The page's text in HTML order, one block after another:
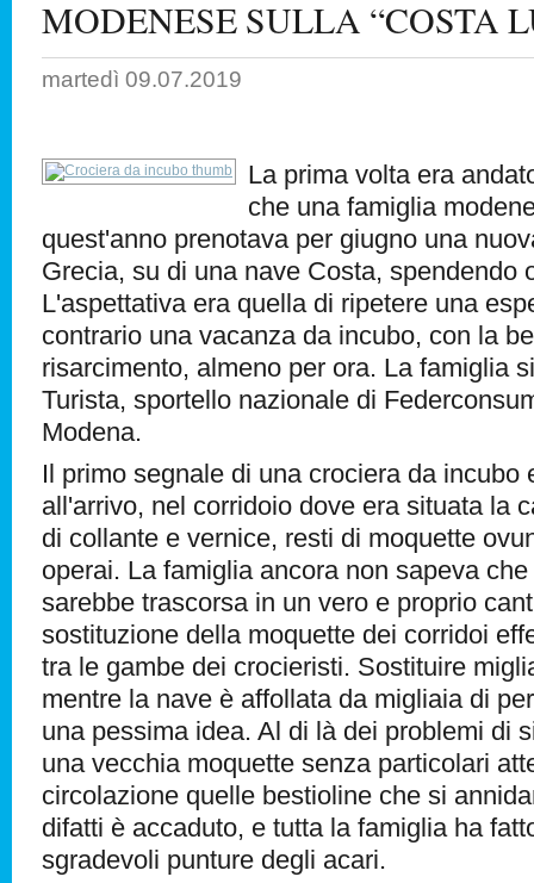
MODENESE SULLA “COSTA
martedì 09.07.2019
La prima volta era
che una famiglia
quest'anno prenotava per giugno una
Grecia, su di una nave Costa, spendendo
L'aspettativa era quella di ripetere una
contrario una vacanza da incubo, con la
risarcimento, almeno per ora. La famiglia
Turista, sportello nazionale di
Modena.
Il primo segnale di una crociera da incubo
all'arrivo, nel corridoio dove era situata la
di collante e vernice, resti di moquette
operai. La famiglia ancora non sapeva
sarebbe trascorsa in un vero e proprio
sostituzione della moquette dei corridoi
tra le gambe dei crocieristi. Sostituire
mentre la nave è affollata da migliaia di
una pessima idea. Al di là dei problemi di
una vecchia moquette senza particolari
circolazione quelle bestioline che si
difatti è accaduto, e tutta la famiglia ha
sgradevoli punture degli acari.